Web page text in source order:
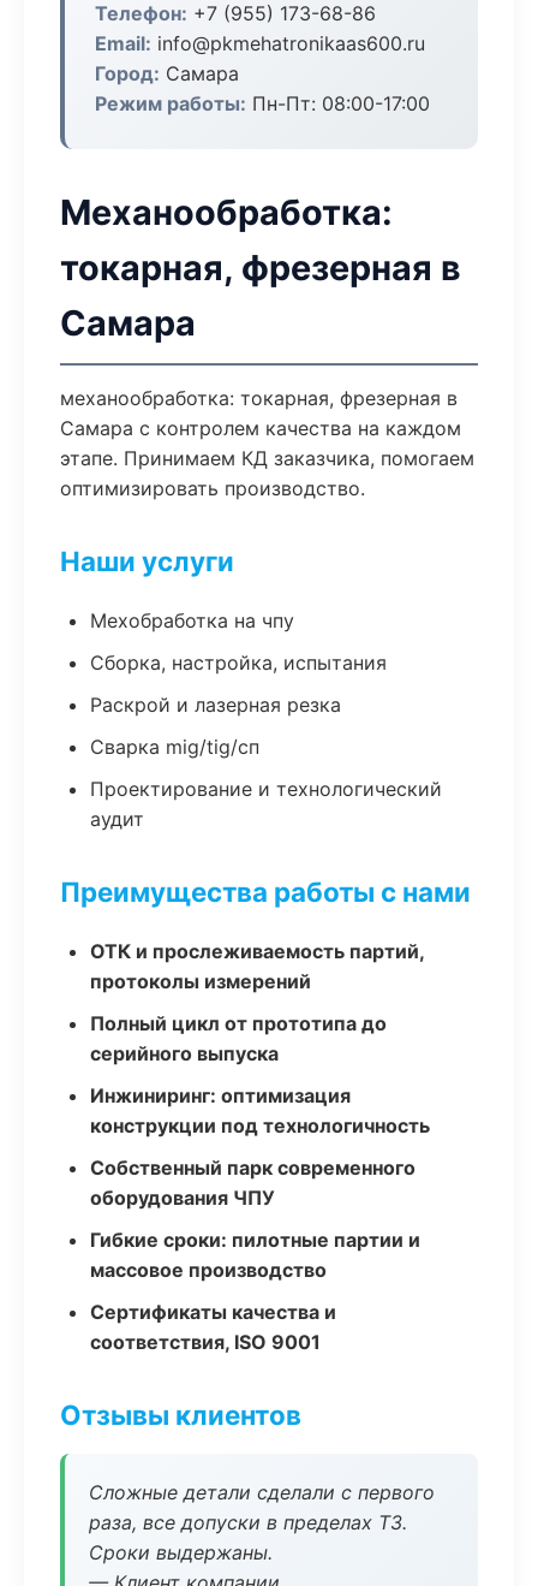
Телефон: +7 (955) 173-68-86
Email: info@pkmehatronikaas600.ru
Город: Самара
Режим работы: Пн-Пт: 08:00-17:00
Механообработка:
токарная, фрезерная в
Самара
механообработка: токарная, фрезерная в
Самара с контролем качества на каждом
этапе. Принимаем КД заказчика, помогаем
оптимизировать производство.
Наши услуги
Мехобработка на чпу
Сборка, настройка, испытания
Раскрой и лазерная резка
Сварка mig/tig/сп
Проектирование и технологический
аудит
Преимущества работы с нами
ОТК и прослеживаемость партий,
протоколы измерений
Полный цикл от прототипа до
серийного выпуска
Инжиниринг: оптимизация
конструкции под технологичность
Собственный парк современного
оборудования ЧПУ
Гибкие сроки: пилотные партии и
массовое производство
Сертификаты качества и
соответствия, ISO 9001
Отзывы клиентов
Сложные детали сделали с первого
раза, все допуски в пределах ТЗ.
Сроки выдержаны.